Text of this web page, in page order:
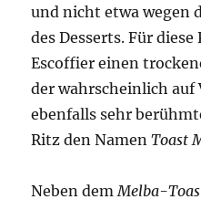
und nicht etwa wegen
des Desserts. Für
Escoffier einen
der wahrscheinlich auf
ebenfalls sehr
Ritz den NamenToast
Neben demMelba-